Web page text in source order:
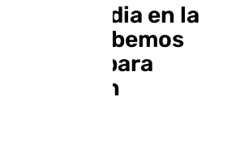
media en la
«Debemos
diálogo para
expansión